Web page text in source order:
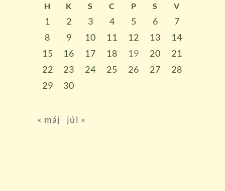
H K S C P S V
1 2 3 4 5 6
7
8
9 10 11 12 13
14
15
16 17 18 19 20
21
22
23 24 25 26 27
28
29
30
« máj júl »